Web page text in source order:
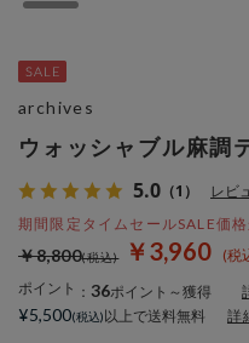
ウォッシャブル麻調
5.0 （1） レビ
期間限定タイムセールSALE価
￥3,960
￥8,800
ポイント ： 36ポイント～獲得
archives
¥5,500 以上で送料無料 詳